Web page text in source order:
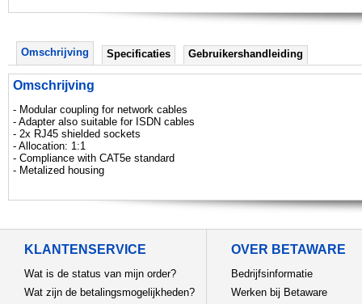
Omschrijving Specificaties Gebruikershandleiding
Omschrijving
- Modular coupling for network cables
- Adapter also suitable for ISDN cables
- 2x RJ45 shielded sockets
- Allocation: 1:1
- Compliance with CAT5e standard
- Metalized housing
KLANTENSERVICE
Wat is de status van mijn order?
Wat zijn de betalingsmogelijkheden?
OVER BETAWARE
Bedrijfsinformatie
Werken bij Betaware